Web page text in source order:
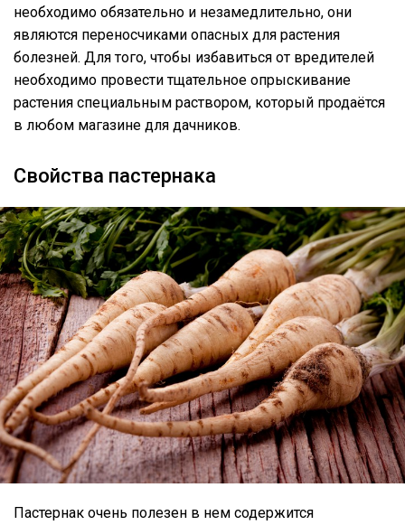
необходимо обязательно и незамедлительно, они
являются переносчиками опасных для растения
болезней. Для того, чтобы избавиться от вредителей
необходимо провести тщательное опрыскивание
растения специальным раствором, который продаётся
в любом магазине для дачников.
Свойства пастернака
Пастернак очень полезен в нем содержится